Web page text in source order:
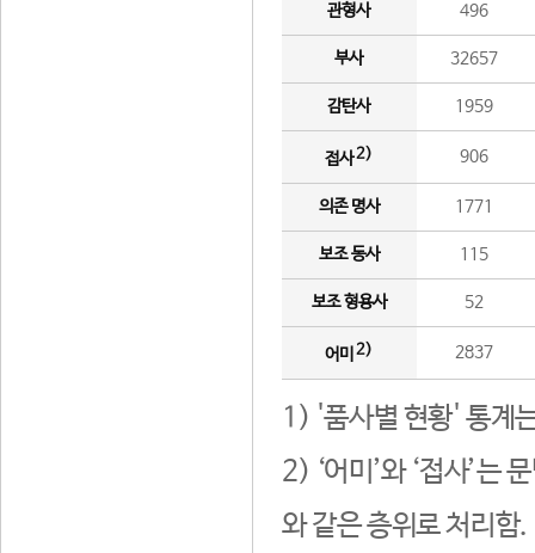
관형사 496
부사 32657
감탄사 1959
접사2) 906
의존 명사 1771
보조 동사 115
보조 형용사 52
어미 2) 2837
1) '품사별 현황' 통계
2) ‘어미’와 ‘접사’는
와 같은 층위로 처리함.